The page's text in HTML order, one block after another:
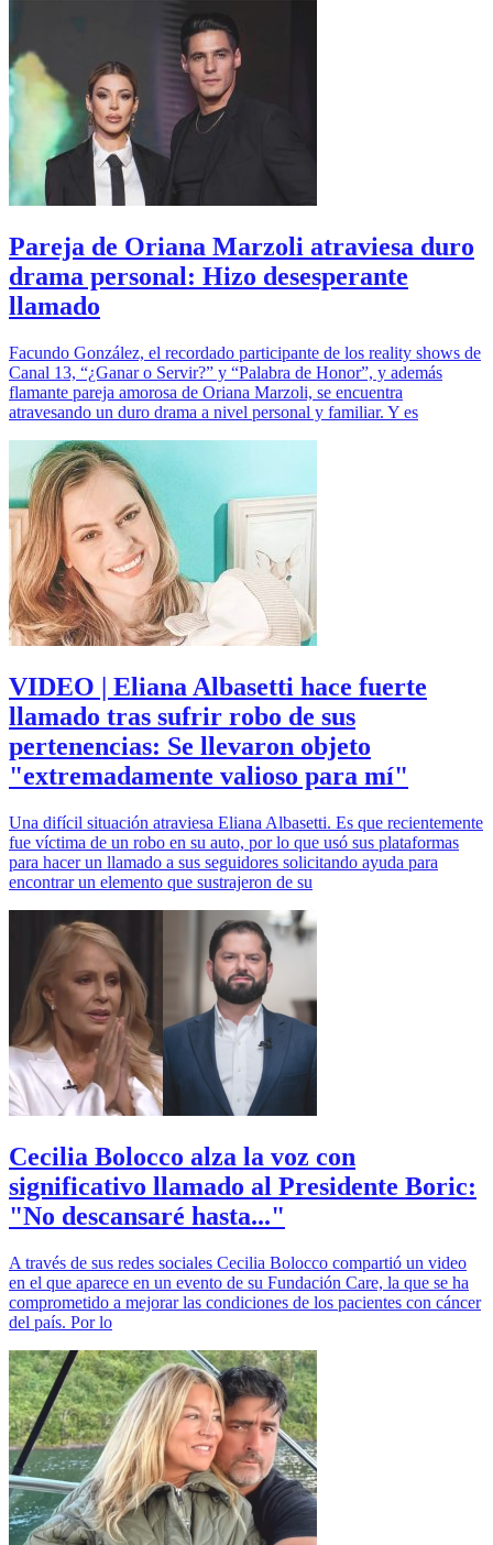
Pareja de Oriana Marzoli atraviesa duro
drama personal: Hizo desesperante
llamado
Facundo González, el recordado participante de los reality shows de
Canal 13, “¿Ganar o Servir?” y “Palabra de Honor”, y además
flamante pareja amorosa de Oriana Marzoli, se encuentra
atravesando un duro drama a nivel personal y familiar. Y es
VIDEO | Eliana Albasetti hace fuerte
llamado tras sufrir robo de sus
pertenencias: Se llevaron objeto
"extremadamente valioso para mí"
Una difícil situación atraviesa Eliana Albasetti. Es que recientemente
fue víctima de un robo en su auto, por lo que usó sus plataformas
para hacer un llamado a sus seguidores solicitando ayuda para
encontrar un elemento que sustrajeron de su
Cecilia Bolocco alza la voz con
significativo llamado al Presidente Boric:
"No descansaré hasta..."
A través de sus redes sociales Cecilia Bolocco compartió un video
en el que aparece en un evento de su Fundación Care, la que se ha
comprometido a mejorar las condiciones de los pacientes con cáncer
del país. Por lo